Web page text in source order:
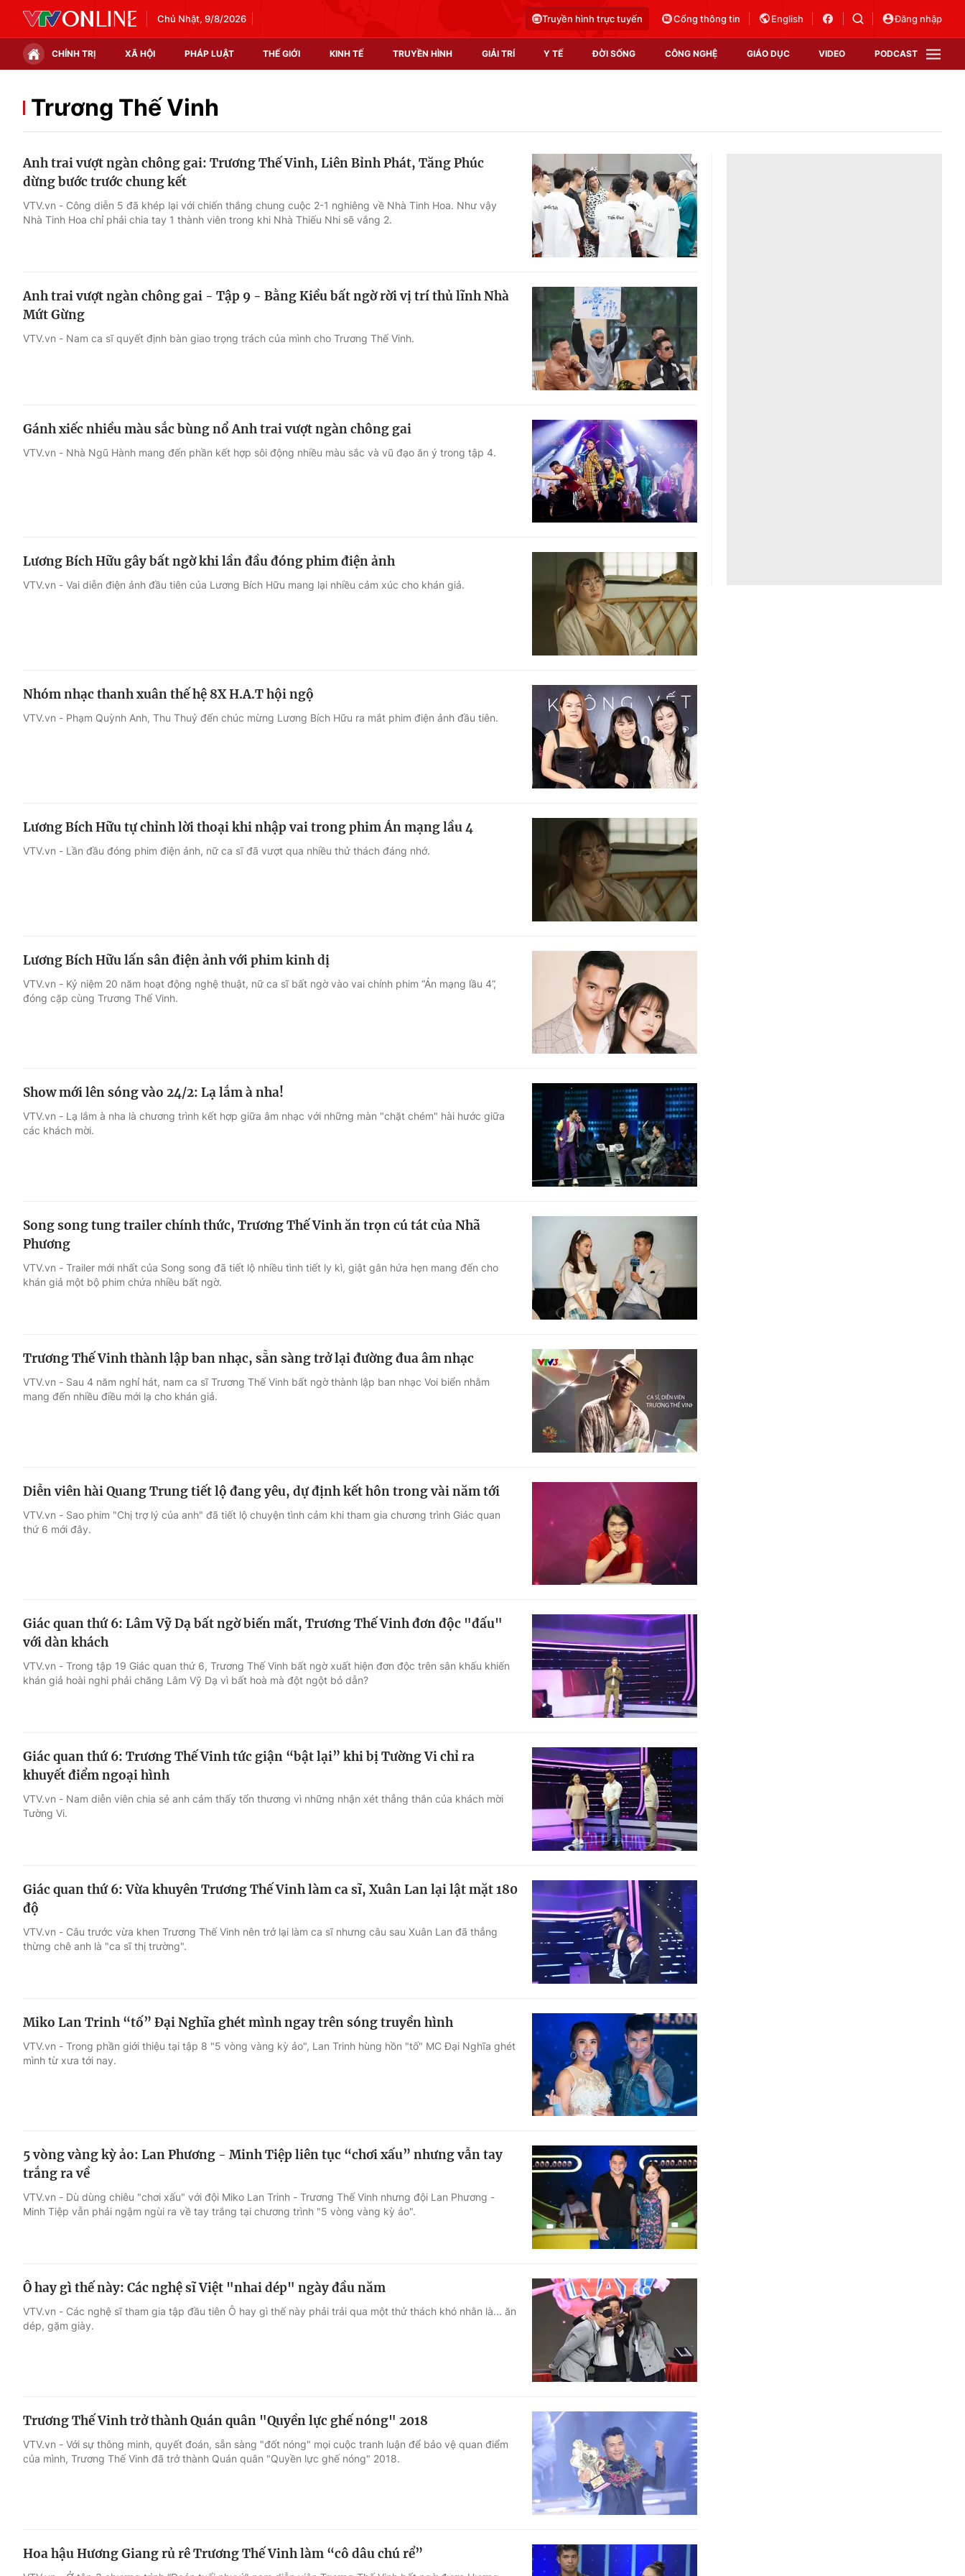
Chủ Nhật, 9/8/2026 Truyền hình trực tuyến Cổng thông tin English Đăng nhập
CHÍNH TRỊ XÃ HỘI PHÁP LUẬT THẾ GIỚI KINH TẾ TRUYỀN HÌNH GIẢI TRÍ Y TẾ ĐỜI SỐNG CÔNG NGHỆ GIÁO DỤC VIDEO PODCAST
Chính trị Xã hội
Tin tức
Thế giới đó đây
Câu chuyện quốc tế
Thị trường
Góc doanh nghiệp
Hậu trường
Nhân vật
Video
Shorts video
Podcast
EMagazine
Photo
Infographic
Góc ảnh
Điện ảnh
Âm nhạc
Du lịch
Làm đẹp
Học trực tuyến
Công nghệ
Hitech Công nghệ tương lai
Sản phẩm
Thị trường
Tư vấn
VTV Sức khoẻ
Trương Thế Vinh
Anh trai vượt ngàn chông gai: Trương Thế Vinh, Liên Bỉnh Phát, Tăng Phúc
dừng bước trước chung kết
VTV.vn - Công diễn 5 đã khép lại với chiến thắng chung cuộc 2-1 nghiêng về Nhà Tinh Hoa. Như vậy
Nhà Tinh Hoa chỉ phải chia tay 1 thành viên trong khi Nhà Thiếu Nhi sẽ vắng 2.
Anh trai vượt ngàn chông gai - Tập 9 - Bằng Kiều bất ngờ rời vị trí thủ lĩnh Nhà
Mứt Gừng
VTV.vn - Nam ca sĩ quyết định bàn giao trọng trách của mình cho Trương Thế Vinh.
Gánh xiếc nhiều màu sắc bùng nổ Anh trai vượt ngàn chông gai
VTV.vn - Nhà Ngũ Hành mang đến phần kết hợp sôi động nhiều màu sắc và vũ đạo ăn ý trong tập 4.
Lương Bích Hữu gây bất ngờ khi lần đầu đóng phim điện ảnh
VTV.vn - Vai diễn điện ảnh đầu tiên của Lương Bích Hữu mang lại nhiều cảm xúc cho khán giả.
Nhóm nhạc thanh xuân thế hệ 8X H.A.T hội ngộ
VTV.vn - Phạm Quỳnh Anh, Thu Thuỷ đến chúc mừng Lương Bích Hữu ra mắt phim điện ảnh đầu tiên.
Lương Bích Hữu tự chỉnh lời thoại khi nhập vai trong phim Án mạng lầu 4
VTV.vn - Lần đầu đóng phim điện ảnh, nữ ca sĩ đã vượt qua nhiều thử thách đáng nhớ.
Lương Bích Hữu lấn sân điện ảnh với phim kinh dị
VTV.vn - Kỷ niệm 20 năm hoạt động nghệ thuật, nữ ca sĩ bất ngờ vào vai chính phim “Án mạng lầu 4”,
đóng cặp cùng Trương Thế Vinh.
Show mới lên sóng vào 24/2: Lạ lắm à nha!
VTV.vn - Lạ lắm à nha là chương trình kết hợp giữa âm nhạc với những màn "chặt chém" hài hước giữa
các khách mời.
Song song tung trailer chính thức, Trương Thế Vinh ăn trọn cú tát của Nhã
Phương
VTV.vn - Trailer mới nhất của Song song đã tiết lộ nhiều tình tiết ly kì, giật gân hứa hẹn mang đến cho
khán giả một bộ phim chứa nhiều bất ngờ.
Trương Thế Vinh thành lập ban nhạc, sẵn sàng trở lại đường đua âm nhạc
VTV.vn - Sau 4 năm nghỉ hát, nam ca sĩ Trương Thế Vinh bất ngờ thành lập ban nhạc Voi biển nhằm
mang đến nhiều điều mới lạ cho khán giả.
Diễn viên hài Quang Trung tiết lộ đang yêu, dự định kết hôn trong vài năm tới
VTV.vn - Sao phim "Chị trợ lý của anh" đã tiết lộ chuyện tình cảm khi tham gia chương trình Giác quan
thứ 6 mới đây.
Giác quan thứ 6: Lâm Vỹ Dạ bất ngờ biến mất, Trương Thế Vinh đơn độc "đấu"
với dàn khách
VTV.vn - Trong tập 19 Giác quan thứ 6, Trương Thế Vinh bất ngờ xuất hiện đơn độc trên sân khấu khiến
khán giả hoài nghi phải chăng Lâm Vỹ Dạ vì bất hoà mà đột ngột bỏ dẫn?
Giác quan thứ 6: Trương Thế Vinh tức giận “bật lại” khi bị Tường Vi chỉ ra
khuyết điểm ngoại hình
VTV.vn - Nam diễn viên chia sẻ anh cảm thấy tổn thương vì những nhận xét thẳng thắn của khách mời
Tường Vi.
Giác quan thứ 6: Vừa khuyên Trương Thế Vinh làm ca sĩ, Xuân Lan lại lật mặt 180
độ
VTV.vn - Câu trước vừa khen Trương Thế Vinh nên trở lại làm ca sĩ nhưng câu sau Xuân Lan đã thẳng
thừng chê anh là "ca sĩ thị trường".
Miko Lan Trinh “tố” Đại Nghĩa ghét mình ngay trên sóng truyền hình
VTV.vn - Trong phần giới thiệu tại tập 8 "5 vòng vàng kỳ ảo", Lan Trinh hùng hồn "tố" MC Đại Nghĩa ghét
mình từ xưa tới nay.
5 vòng vàng kỳ ảo: Lan Phương - Minh Tiệp liên tục “chơi xấu” nhưng vẫn tay
trắng ra về
VTV.vn - Dù dùng chiêu "chơi xấu" với đội Miko Lan Trinh - Trương Thế Vinh nhưng đội Lan Phương -
Minh Tiệp vẫn phải ngậm ngùi ra về tay trắng tại chương trình "5 vòng vàng kỳ ảo".
Ô hay gì thế này: Các nghệ sĩ Việt "nhai dép" ngày đầu năm
VTV.vn - Các nghệ sĩ tham gia tập đầu tiên Ô hay gì thế này phải trải qua một thử thách khó nhằn là... ăn
dép, gặm giày.
Trương Thế Vinh trở thành Quán quân "Quyền lực ghế nóng" 2018
VTV.vn - Với sự thông minh, quyết đoán, sẵn sàng "đốt nóng" mọi cuộc tranh luận để bảo vệ quan điểm
của mình, Trương Thế Vinh đã trở thành Quán quân "Quyền lực ghế nóng" 2018.
Hoa hậu Hương Giang rủ rê Trương Thế Vinh làm “cô dâu chú rể”